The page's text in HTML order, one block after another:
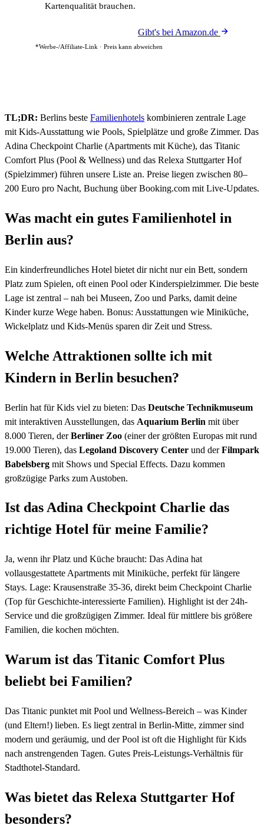
Kartenqualität brauchen.
Gibt's bei Amazon.de
*Werbe-/Affiliate-Link · Preis kann abweichen
TL;DR: Berlins beste Familienhotels kombinieren zentrale Lage
mit Kids-Ausstattung wie Pools, Spielplätze und große Zimmer. Das
Adina Checkpoint Charlie (Apartments mit Küche), das Titanic
Comfort Plus (Pool & Wellness) und das Relexa Stuttgarter Hof
(Spielzimmer) führen unsere Liste an. Preise liegen zwischen 80–
200 Euro pro Nacht, Buchung über Booking.com mit Live-Updates.
Was macht ein gutes Familienhotel in
Berlin aus?
Ein kinderfreundliches Hotel bietet dir nicht nur ein Bett, sondern
Platz zum Spielen, oft einen Pool oder Kinderspielzimmer. Die beste
Lage ist zentral – nah bei Museen, Zoo und Parks, damit deine
Kinder kurze Wege haben. Bonus: Ausstattungen wie Miniküche,
Wickelplatz und Kids-Menüs sparen dir Zeit und Stress.
Welche Attraktionen sollte ich mit
Kindern in Berlin besuchen?
Berlin hat für Kids viel zu bieten: Das Deutsche Technikmuseum
mit interaktiven Ausstellungen, das Aquarium Berlin mit über
8.000 Tieren, derBerliner Zoo (einer der größten Europas mit rund
19.000 Tieren), das Legoland Discovery Center und derFilmpark
Babelsberg mit Shows und Special Effects. Dazu kommen
großzügige Parks zum Austoben.
Ist das Adina Checkpoint Charlie das
richtige Hotel für meine Familie?
Ja, wenn ihr Platz und Küche braucht: Das Adina hat
vollausgestattete Apartments mit Miniküche, perfekt für längere
Stays. Lage: Krausenstraße 35-36, direkt beim Checkpoint Charlie
(Top für Geschichte-interessierte Familien). Highlight ist der 24h-
Service und die großzügigen Zimmer. Ideal für mittlere bis größere
Familien, die kochen möchten.
Warum ist das Titanic Comfort Plus
beliebt bei Familien?
Das Titanic punktet mit Pool und Wellness-Bereich – was Kinder
(und Eltern!) lieben. Es liegt zentral in Berlin-Mitte, zimmer sind
modern und geräumig, und der Pool ist oft die Highlight für Kids
nach anstrengenden Tagen. Gutes Preis-Leistungs-Verhältnis für
Stadthotel-Standard.
Was bietet das Relexa Stuttgarter Hof
besonders?